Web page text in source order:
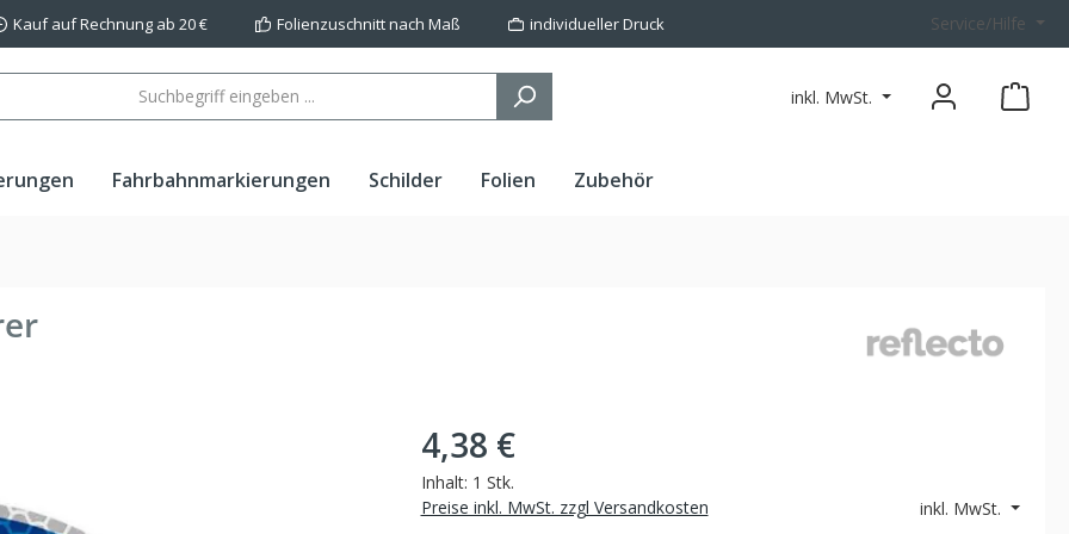
Kauf auf Rechnung ab 20 € Folienzuschnitt nach Maß individueller Druck Service/Hilfe
inkl. MwSt.
Fahrbahnmarkierungen Schilder Folien Zubehör
4,38 €
Inhalt: 1 Stk.
inkl. MwSt.
Preise inkl. MwSt. zzgl Versandkosten